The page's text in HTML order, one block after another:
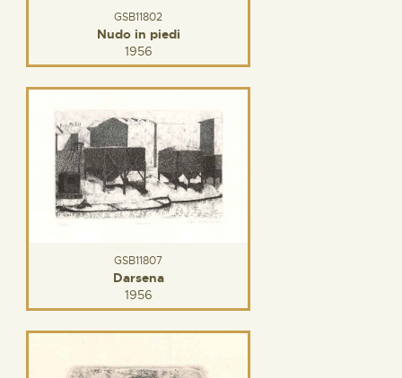
GSB11802
Nudo in piedi
1956
GSB11807
Darsena
1956